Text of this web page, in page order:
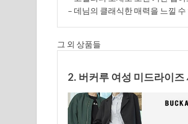
– 데님의 클래식한 매력을 느낄
그 외 상품들
2. 버커루 여성 미드라이